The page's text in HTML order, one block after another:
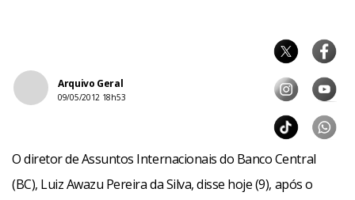
Arquivo Geral
09/05/2012 18h53
O diretor de Assuntos Internacionais do Banco Central
(BC), Luiz Awazu Pereira da Silva, disse hoje (9), após o